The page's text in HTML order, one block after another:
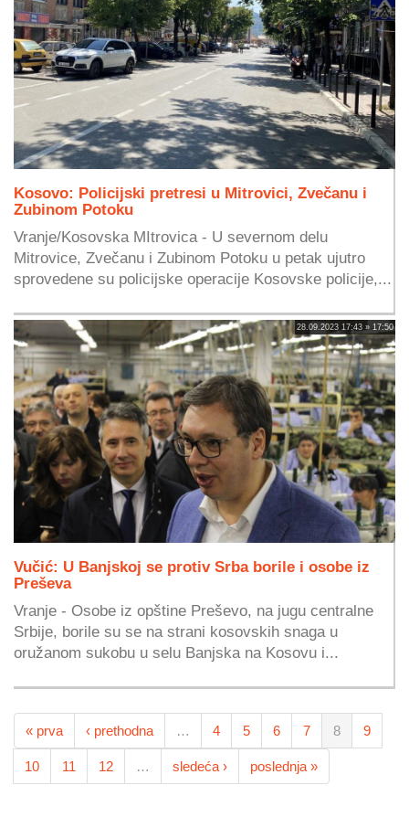
Kosovo: Policijski pretresi u Mitrovici, Zvečanu i
Zubinom Potoku
Vranje/Kosovska MItrovica - U severnom delu
Mitrovice, Zvečanu i Zubinom Potoku u petak ujutro
sprovedene su policijske operacije Kosovske policije,...
28.09.2023 17:43 » 17:50
Vučić: U Banjskoj se protiv Srba borile i osobe iz
Preševa
Vranje - Osobe iz opštine Preševo, na jugu centralne
Srbije, borile su se na strani kosovskih snaga u
oružanom sukobu u selu Banjska na Kosovu i...
« prva ‹ prethodna … 4 5 6 7 8 9
10 11 12 … sledeća › poslednja »